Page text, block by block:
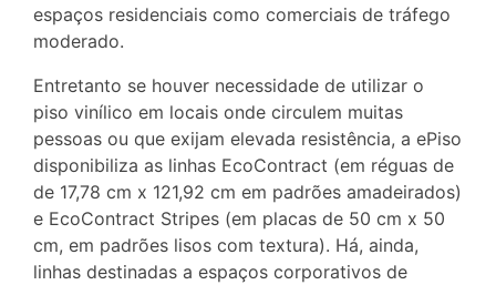
espaços residenciais como comerciais de tráfego
moderado.
Entretanto se houver necessidade de utilizar o
piso vinílico em locais onde circulem muitas
pessoas ou que exijam elevada resistência, a ePiso
disponibiliza as linhas EcoContract (em réguas de
de 17,78 cm x 121,92 cm em padrões amadeirados)
e EcoContract Stripes (em placas de 50 cm x 50
cm, em padrões lisos com textura). Há, ainda,
linhas destinadas a espaços corporativos de